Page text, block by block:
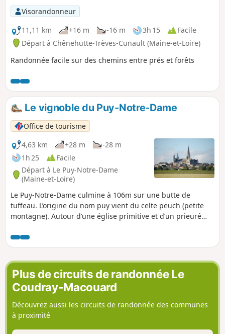
Visorandonneur
11,11 km
+16 m -16 m 3h 15
Facile
Départ à Chênehutte-Trèves-Cunault (Maine-et-Loire)
Randonnée facile sur des chemins entre prés et forêts
Le vignoble du Puy-Notre-Dame
Office de tourisme
4,63 km
+28 m
-28 m
1h 25
Facile
Départ à Le Puy-Notre-Dame
(Maine-et-Loire)
Le Puy-Notre-Dame culmine à 106m sur une butte de
tuffeau. L’origine du nom puy vient du celte peuch (petite
montagne). Autour d’une église primitive et d’un prieuré
se développe, accueillant les pèlerins descendant vers
Compostelle et ceux venus vénérer une relique rapportée
des Croisades : la Sainte-Ceinture de la Vierge.
Plus de circuits de randonnée Le
Coudray-Macouard
Découvrez aussi les circuits de randonnée des communes
à proximité